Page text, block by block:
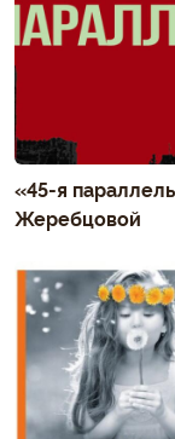
«45-я
Жеребцовой